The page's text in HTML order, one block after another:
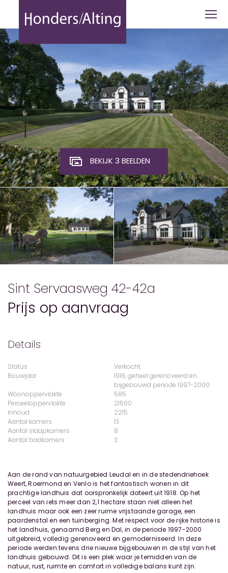
Sint Servaasweg 42-42a - Honders
BEKIJK 3 BEELDEN
Sint Servaasweg 42-42a
Prijs op aanvraag
Aan de rand van natuurgebied Leudal en in de stedendriehoek
Weert, Roermond en Venlo is het fantastisch wonen in dit
prachtige landhuis dat oorspronkelijk dateert uit 1918. Op het
perceel van iets meer dan 2,1 hectare staan niet alleen het
landhuis maar ook een zeer ruime vrijstaande garage, een
paardenstal en een tuinberging. Met respect voor de rijke historie is
het landhuis, genaamd Berg en Dal, in de periode 1997-2000
uitgebreid, volledig gerenoveerd en gemoderniseerd. In deze
periode werden tevens drie nieuwe bijgebouwen in de stijl van het
landhuis gebouwd. Dit is een plek waar je temidden van de
natuur, rust, ruimte en comfort in volledige balans kunt zijn.
Details
Status
Verkocht
Bouwjaar
1918, geheel gerenoveerd en
bijgebouwd periode 1997-2000
Woonoppervlakte
585
Perceeloppervlakte
21500
Inhoud
2215
Aantal kamers
13
Aantal slaapkamers
8
Aantal badkamers
3